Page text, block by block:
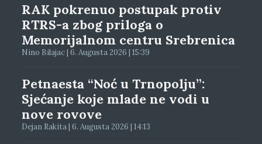
RAK pokrenuo postupak protiv
RTRS-a zbog priloga o
Memorijalnom centru Srebrenica
Nino Bilajac | 6. Augusta 2026 | 15:39
Petnaesta “Noć u Trnopolju”:
Sjećanje koje mlade ne vodi u
nove rovove
Dejan Rakita | 6. Augusta 2026 | 14:13